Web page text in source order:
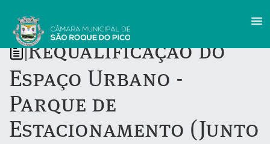
Requalificação do
Espaço Urbano -
Parque de
Estacionamento (Junto